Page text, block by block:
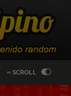
∞ SCROLL